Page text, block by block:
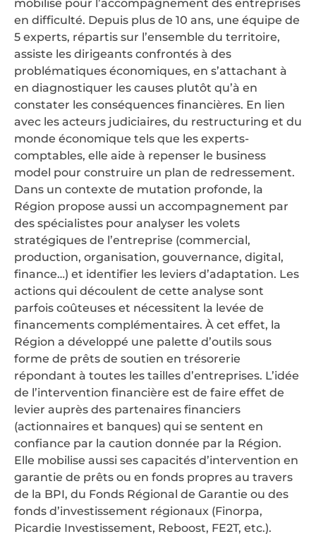
mobilise pour l’accompagnement des entreprises
en difficulté. Depuis plus de 10 ans, une équipe de
5 experts, répartis sur l’ensemble du territoire,
assiste les dirigeants confrontés à des
problématiques économiques, en s’attachant à
en diagnostiquer les causes plutôt qu’à en
constater les conséquences financières. En lien
avec les acteurs judiciaires, du restructuring et du
monde économique tels que les experts-
comptables, elle aide à repenser le business
model pour construire un plan de redressement.
Dans un contexte de mutation profonde, la
Région propose aussi un accompagnement par
des spécialistes pour analyser les volets
stratégiques de l’entreprise (commercial,
production, organisation, gouvernance, digital,
finance…) et identifier les leviers d’adaptation. Les
actions qui découlent de cette analyse sont
parfois coûteuses et nécessitent la levée de
financements complémentaires. À cet effet, la
Région a développé une palette d’outils sous
forme de prêts de soutien en trésorerie
répondant à toutes les tailles d’entreprises. L’idée
de l’intervention financière est de faire effet de
levier auprès des partenaires financiers
(actionnaires et banques) qui se sentent en
confiance par la caution donnée par la Région.
Elle mobilise aussi ses capacités d’intervention en
garantie de prêts ou en fonds propres au travers
de la BPI, du Fonds Régional de Garantie ou des
fonds d’investissement régionaux (Finorpa,
Picardie Investissement, Reboost, FE2T, etc.).